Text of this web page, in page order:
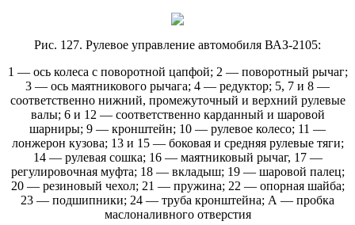
Рис. 127. Рулевое управление автомобиля ВАЗ-2105:
1 — ось колеса с поворотной цапфой; 2 — поворотный рычаг;
3 — ось маятникового рычага; 4 — редуктор; 5, 7 и 8 —
соответственно нижний, промежуточный и верхний рулевые
валы; 6 и 12 — соответственно карданный и шаровой
шарниры; 9 — кронштейн; 10 — рулевое колесо; 11 —
лонжерон кузова; 13 и 15 — боковая и средняя рулевые тяги;
14 — рулевая сошка; 16 — маятниковый рычаг, 17 —
регулировочная муфта; 18 — вкладыш; 19 — шаровой палец;
20 — резиновый чехол; 21 — пружина; 22 — опорная шайба;
23 — подшипники; 24 — труба кронштейна; А — пробка
маслоналивного отверстия